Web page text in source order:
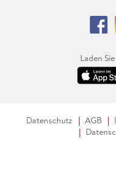
Laden
Datenschutz AGB